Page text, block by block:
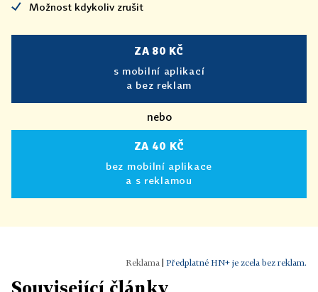
Možnost kdykoliv zrušit
ZA 80 KČ
s mobilní aplikací
a bez reklam
nebo
ZA 40 KČ
bez mobilní aplikace
a s reklamou
Předplatné HN+ je zcela bez reklam.
Související články